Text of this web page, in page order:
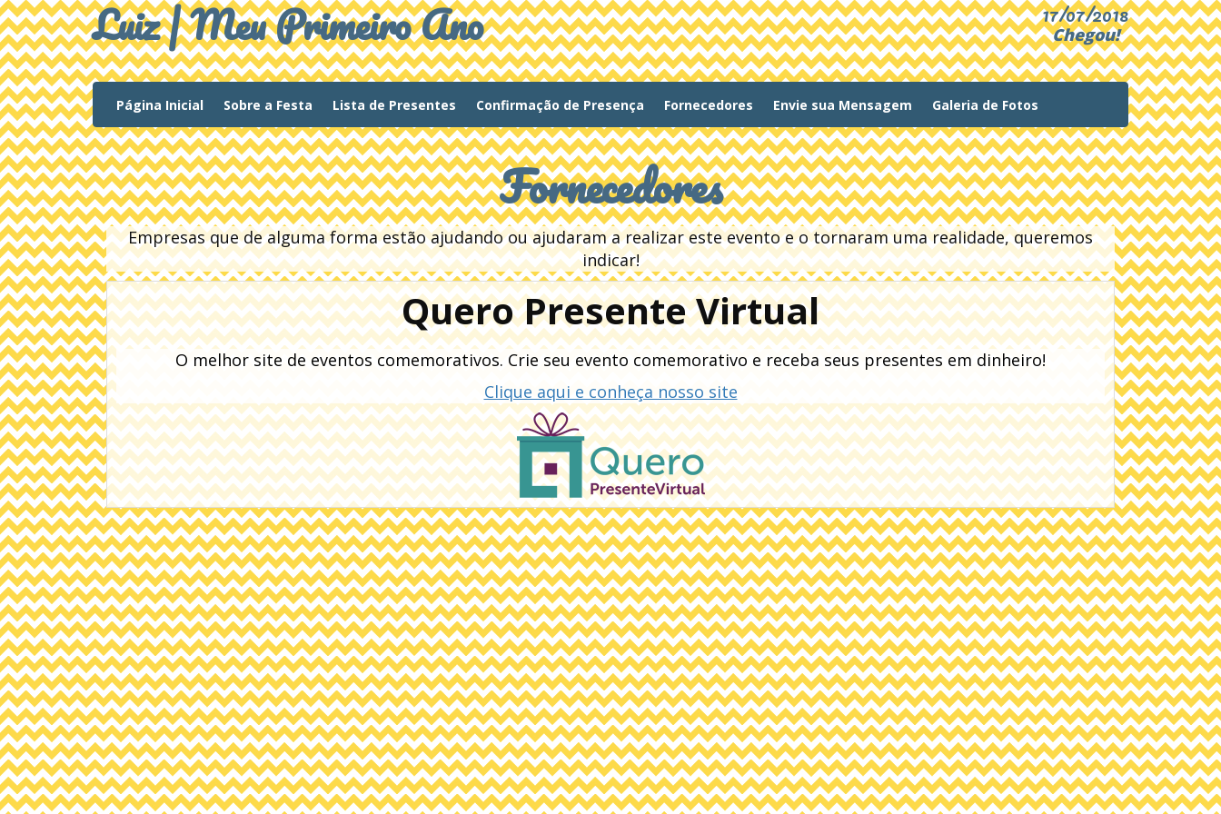
Luiz | Meu Primeiro Ano 17/07/2018
Chegou!
Página Inicial(current)
Sobre a Festa Lista de Presentes Confirmação de Presença Fornecedores Envie sua Mensagem Galeria de Fotos
Fornecedores
Empresas que de alguma forma estão ajudando ou ajudaram a realizar este evento e o tornaram uma realidade, queremos
indicar!
Quero Presente Virtual
O melhor site de eventos comemorativos. Crie seu evento comemorativo e receba seus presentes em dinheiro!
Clique aqui e conheça nosso site